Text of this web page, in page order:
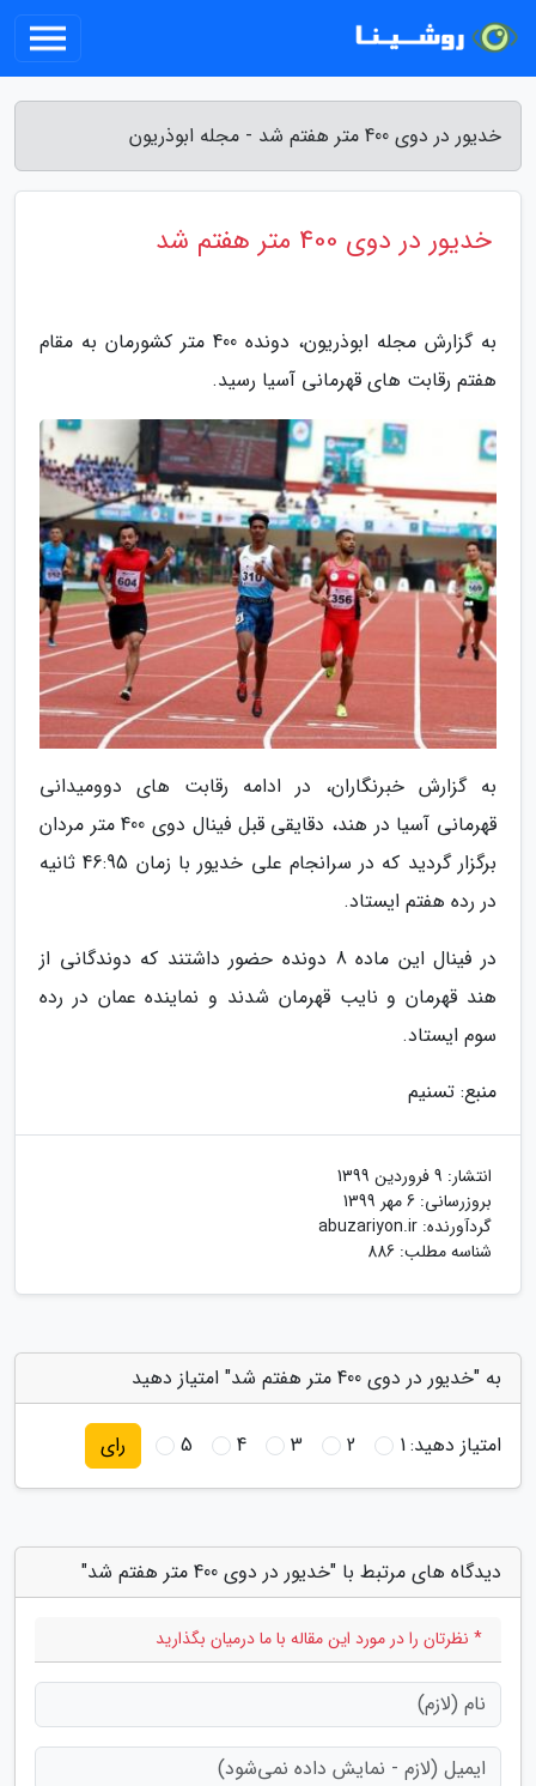
خدیور در دوی 400 متر هفتم شد - مجله ابوذریون
خدیور در دوی 400 متر هفتم شد
به گزارش مجله ابوذریون، دونده 400 متر کشورمان به مقام
هفتم رقابت های قهرمانی آسیا رسید.
به گزارش خبرنگاران، در ادامه رقابت های دوومیدانی
قهرمانی آسیا در هند، دقایقی قبل فینال دوی 400 متر مردان
برگزار گردید که در سرانجام علی خدیور با زمان 46:95 ثانیه
در رده هفتم ایستاد.
در فینال این ماده 8 دونده حضور داشتند که دوندگانی از
هند قهرمان و نایب قهرمان شدند و نماینده عمان در رده
سوم ایستاد.
منبع: تسنیم
انتشار: 9 فروردین 1399
بروزرسانی: 6 مهر 1399
گردآورنده: abuzariyon.ir
شناسه مطلب: 886
به "خدیور در دوی 400 متر هفتم شد" امتیاز دهید
امتیاز دهید:1
2
3
4
5 رای
دیدگاه های مرتبط با "خدیور در دوی 400 متر هفتم شد"
* نظرتان را در مورد این مقاله با ما درمیان بگذارید